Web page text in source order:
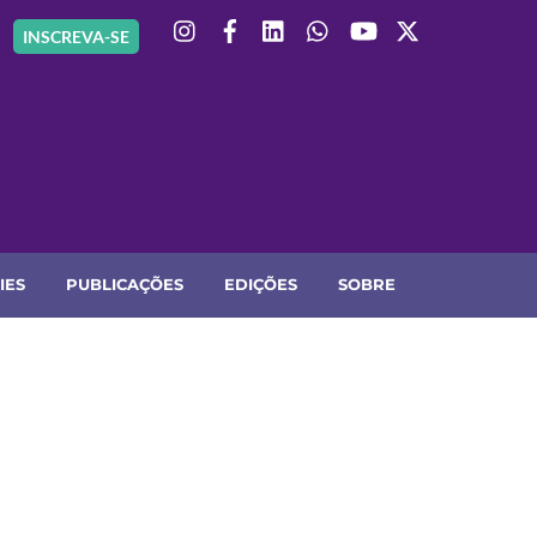
INSCREVA-SE Instagram
Facebook
LinkedinWhatsapp
YouTube
PUBLICAÇÕES EDIÇÕES SOBRE